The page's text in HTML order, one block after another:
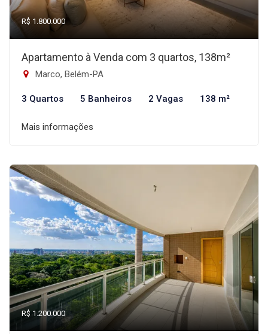
R$ 1.800.000
Apartamento à Venda com 3 quartos, 138m²
Marco, Belém-PA
3 Quartos 5 Banheiros 2 Vagas 138 m²
Mais informações
R$ 1.200.000